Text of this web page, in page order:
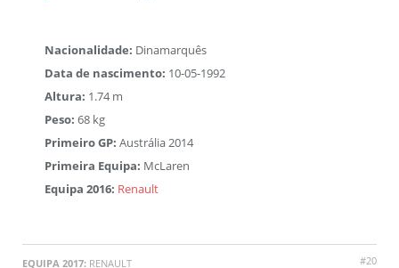
Nacionalidade: Dinamarquês
Data de nascimento: 10-05-1992
Altura: 1.74 m
Peso: 68 kg
Primeiro GP: Austrália 2014
Primeira Equipa: McLaren
Equipa 2016: Renault
EQUIPA 2017: RENAULT #20